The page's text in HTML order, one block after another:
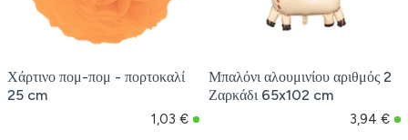
Χάρτινο πομ-πομ - πορτοκαλί
25 cm
1,03 €
Μπαλόνι αλουμινίου αριθμός 2
Ζαρκάδι 65x102 cm
3,94 €